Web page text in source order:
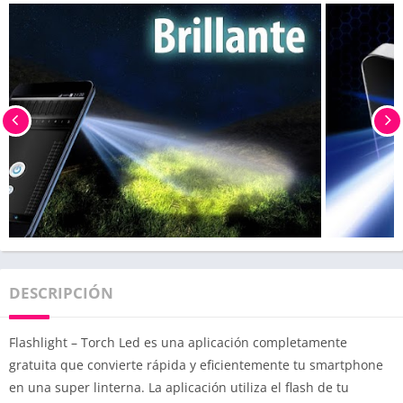
DESCRIPCIÓN
Flashlight – Torch Led es una aplicación completamente
gratuita que convierte rápida y eficientemente tu smartphone
en una super linterna. La aplicación utiliza el flash de tu